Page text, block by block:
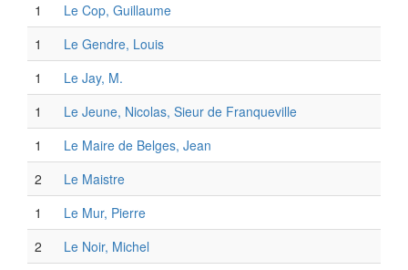
1
Le Cop, Guillaume
1
Le Gendre, Louis
1
Le Jay, M.
1
Le Jeune, Nicolas, Sieur de Franqueville
1
Le Maire de Belges, Jean
2
Le Maistre
1
Le Mur, Pierre
2
Le Noir, Michel